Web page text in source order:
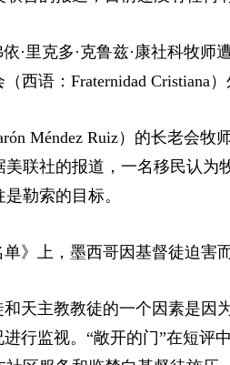
·里克多·克鲁兹·康社科牧
西语：Fraternidad Cristiana
Méndez Ruiz）的长老会
联社的报道，一名移民认为
勒索的目标。
》上，墨西哥因基督徒迫害
天主教教徒的一个因素是因
行监视。 “敞开的门”在短评